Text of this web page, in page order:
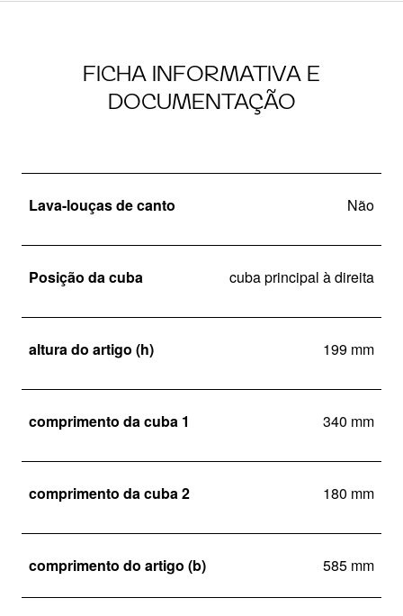
FICHA INFORMATIVA E
DOCUMENTAÇÃO
Lava-louças de canto Não
Posição da cuba cuba principal à direita
altura do artigo (h) 199 mm
comprimento da cuba 1 340 mm
comprimento da cuba 2 180 mm
comprimento do artigo (b) 585 mm